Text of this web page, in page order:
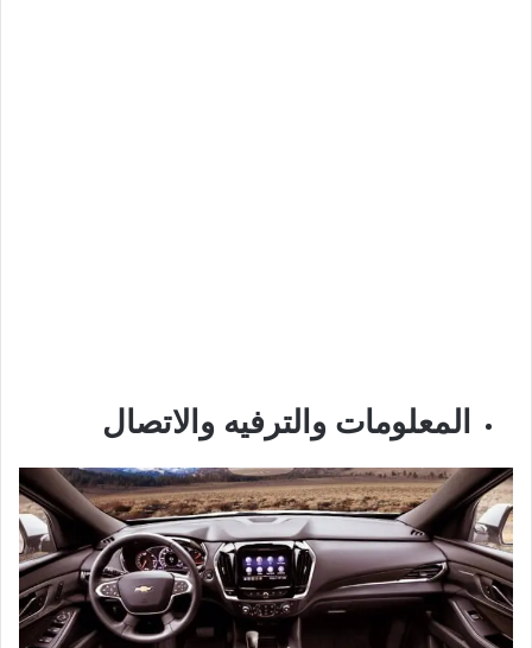
المعلومات والترفيه والاتصال